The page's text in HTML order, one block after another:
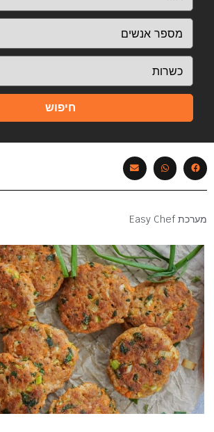
חיפוש
מערכת Easy Chef